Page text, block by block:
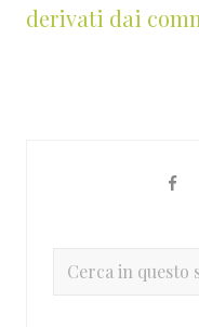
derivati dai
primaria
Cerca